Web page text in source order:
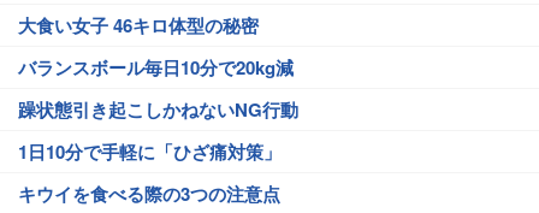
大食い女子 46キロ体型の秘密
バランスボール毎日10分で20kg減
躁状態引き起こしかねないNG行動
1日10分で手軽に「ひざ痛対策」
キウイを食べる際の3つの注意点